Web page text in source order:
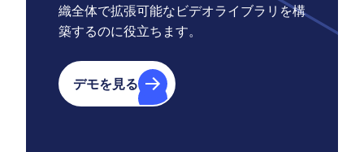
織全体で拡張可能なビデオライブラリを構
築するのに役立ちます。
デモを見る